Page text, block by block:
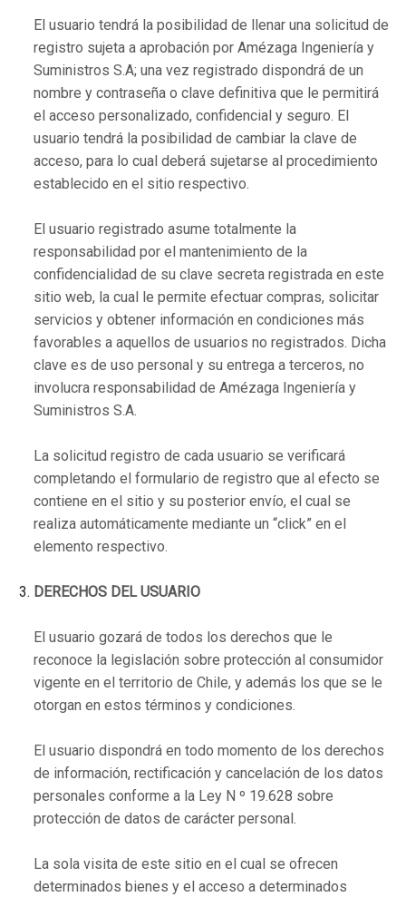
El usuario tendrá la posibilidad de llenar una solicitud de
registro sujeta a aprobación por Amézaga Ingeniería y
Suministros S.A; una vez registrado dispondrá de un
nombre y contraseña o clave definitiva que le permitirá
el acceso personalizado, confidencial y seguro. El
usuario tendrá la posibilidad de cambiar la clave de
acceso, para lo cual deberá sujetarse al procedimiento
establecido en el sitio respectivo.
El usuario registrado asume totalmente la
responsabilidad por el mantenimiento de la
confidencialidad de su clave secreta registrada en este
sitio web, la cual le permite efectuar compras, solicitar
servicios y obtener información en condiciones más
favorables a aquellos de usuarios no registrados. Dicha
clave es de uso personal y su entrega a terceros, no
involucra responsabilidad de Amézaga Ingeniería y
Suministros S.A.
La solicitud registro de cada usuario se verificará
completando el formulario de registro que al efecto se
contiene en el sitio y su posterior envío, el cual se
realiza automáticamente mediante un “click” en el
elemento respectivo.
DERECHOS DEL USUARIO
El usuario gozará de todos los derechos que le
reconoce la legislación sobre protección al consumidor
vigente en el territorio de Chile, y además los que se le
otorgan en estos términos y condiciones.
El usuario dispondrá en todo momento de los derechos
de información, rectificación y cancelación de los datos
personales conforme a la Ley N º 19.628 sobre
protección de datos de carácter personal.
La sola visita de este sitio en el cual se ofrecen
determinados bienes y el acceso a determinados